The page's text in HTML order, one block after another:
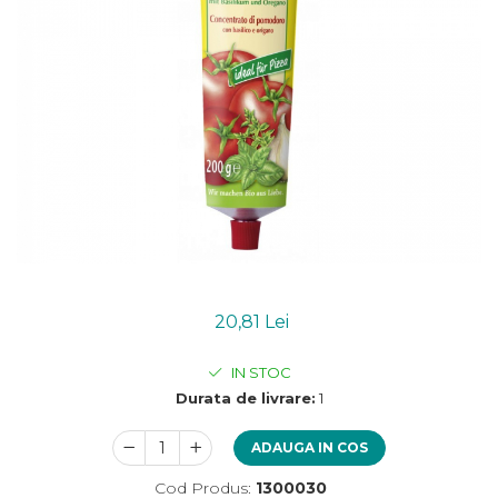
Ciocolata, cacao si cafea
Condimente si supe bio
Dulceata si creme bio
Compoturi bio
Creme bio din nuci si alune
20,81 Lei
IN STOC
Durata de livrare: 1
ADAUGA IN COS
Cod Produs: 1300030